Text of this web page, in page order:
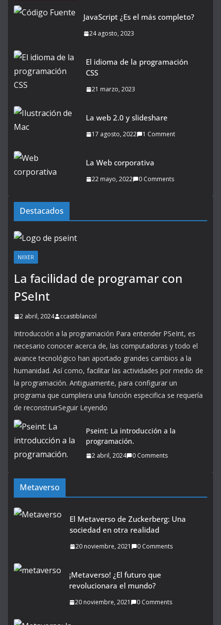
JavaScript ¿Es el más completo?
24 agosto, 2023
El idioma de la programación
CSS
21 marzo, 2023
La web 2.0 y slideshare
17 agosto, 2022 1 Comment
La Web corporativa
22 mayo, 2022 0 Comments
Destacados
NIIXER
La facilidad de programar con
PSeInt
2 abril, 2024 ccastiblancol
Introducción a la programación Para entender PSeInt, es
necesario conocer acerca de, las computadoras y todo el
avance tecnológico han aportado grandes cambios a la
humanidad. Así como, facilitar las actividades por medio de
la programación. Antiguamente, para configurar un
programa que cumpliera una función especifica se requería
de reconstruirSeguir Leyendo
Pseint: La introducción a la
programación.
2 abril, 2024 0 Comments
Metaverso
El Metaverso de Zuckerberg: Una
sociedad en otra realidad
20 noviembre, 2021 0 Comments
¡Metaverso! ¿El futuro que
revolucionara el mundo?
20 noviembre, 2021 0 Comments